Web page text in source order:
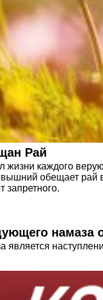
Рай
каждого
обещает
запретного.
намаза